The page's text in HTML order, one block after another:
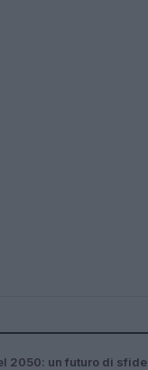
2050: un futuro di sfide